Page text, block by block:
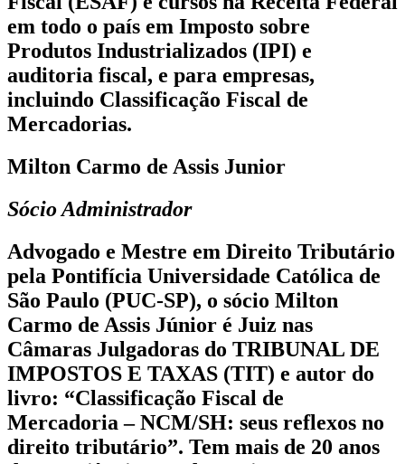
em todo o país em Imposto sobre
Produtos Industrializados (IPI) e
auditoria fiscal, e para empresas,
incluindo Classificação Fiscal de
Mercadorias.
Milton Carmo de Assis Junior
Sócio Administrador
Advogado e Mestre em Direito Tributário
pela Pontifícia Universidade Católica de
São Paulo (PUC-SP), o sócio Milton
Carmo de Assis Júnior é Juiz nas
Câmaras Julgadoras do TRIBUNAL DE
IMPOSTOS E TAXAS (TIT) e autor do
livro: “Classificação Fiscal de
Mercadoria – NCM/SH: seus reflexos no
direito tributário”. Tem mais de 20 anos